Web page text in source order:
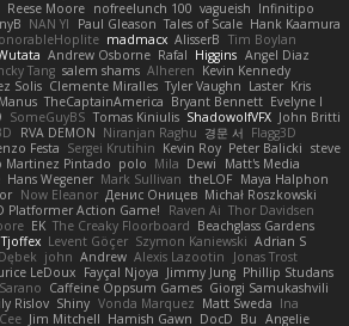
Reese Moore nofreelunch 100 vagueish Infinitipo
NAN YI Paul Gleason Tales of Scale Hank Kaamura
madmacx AlisserB Tim Boylan
Andrew Osborne Rafal Higgins Angel Diaz
Tang salem shams Alheren Kevin Kennedy
Solis Clemente Miralles Tyler Vaughn Laster Kris
TheCaptainAmerica Bryant Bennett Evelyne I
SomeGuyBS Tomas Kiniulis ShadowolfVFX John Britti
RVA DEMON Niranjan Raghu 경문 서 Flagg3D
Festa Sergei Krutihin Kevin Roy Peter Balicki steve
Martinez Pintado polo Mila Dewi
Matt's Media
Hans Wegener Mark Sullivan theLOF Maya Halphon
Now Eleanor Денис Оницев Michał Roszkowski
Platformer Action Game!
Raven Ai Thor Davidsen
EK The Creaky Floorboard Beachglass Gardens
Tjoffex Levent Göçer Szymon Kaniewski Adrian S
john Andrew Alexis Lazootin
Jonas Trost
LeDoux Fayçal Njoya Jimmy Jung Phillip Studans
Caffeine Oppsum Games Giorgi Samukashvili
Rislov Shiny Vonda Marquez Matt Sweda Ina
Jim Mitchell Hamish Gawn DocD Bu Angelie